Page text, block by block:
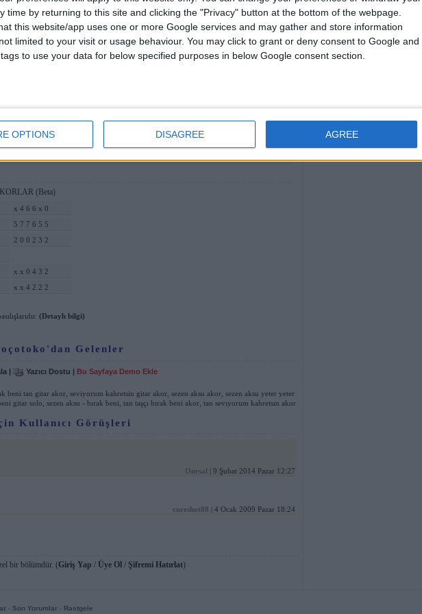
time by returning to this site and clicking the "Privacy" button at the bottom of the webpage.
this website/app uses one or more Google services and may gather and store information
limited to your visit or usage behaviour. You may click to grant or deny consent to Google and
to use your data for below specified purposes in below Google consent section.
OPTIONS DISAGREE AGREE
bırak bıraaak :)))
yayınlanmıştır.
Şimdi paylaşın:
(Beta)
x 4 6 6 x 0
5 7 7 6 5 5
2 0 0 2 3 2
x x 0 4 3 2
x x 4 2 2 2
(Detaylı bilgi)
Gelenler
| Yazıcı Dostu | Bu Sayfaya Demo Ekle
beni tan gitar akor seviyorum kahretsin gitar akor sezen aksu akor sezen aksu yeter yeter
gitar solo sezen aksu - bırak beni tan taşçı bırak beni akor tan sevıyorum kahretsın akor
Kullanıcı Görüşleri
Onrsal | 9 Şubat 2014 Pazar 12:27
cureshot88 | 4 Ocak 2009 Pazar 18:24
bir bölümdür. (Giriş Yap / Üye Ol / Şifremi Hatırlat)
- Son Yorumlar - Rastgele